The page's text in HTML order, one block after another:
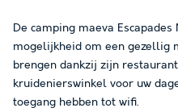
De camping maeva
mogelijkheid om een gezellig
brengen dankzij zijn
kruidenierswinkel voor uw
toegang hebben tot wifi.